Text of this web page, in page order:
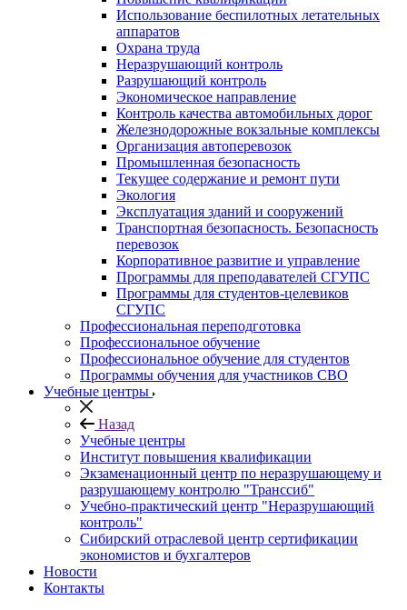
Использование беспилотных летательных
аппаратов
Охрана труда
Неразрушающий контроль
Разрушающий контроль
Экономическое направление
Контроль качества автомобильных дорог
Железнодорожные вокзальные комплексы
Организация автоперевозок
Промышленная безопасность
Текущее содержание и ремонт пути
Экология
Эксплуатация зданий и сооружений
Транспортная безопасность. Безопасность
перевозок
Корпоративное развитие и управление
Программы для преподавателей СГУПС
Программы для студентов-целевиков
СГУПС
Профессиональная переподготовка
Профессиональное обучение
Профессиональное обучение для студентов
Программы обучения для участников СВО
Учебные центры
Назад
Учебные центры
Институт повышения квалификации
Экзаменационный центр по неразрушающему и
разрушающему контролю "Транссиб"
Учебно-практический центр "Неразрушающий
контроль"
Сибирский отраслевой центр сертификации
экономистов и бухгалтеров
Новости
Контакты